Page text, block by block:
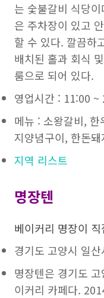
는 숯불갈비 식당
은 주차장이 있고
할 수 있다. 깔끔하
배치된 홀과 회식
룸으로 되어 있다.
영업시간 : 11:00
메뉴 : 소왕갈비,
지양념구이, 한돈
지역 리스트
명장텐
베이커리 명장이
경기도 고양시 일
명장텐은 경기도
이커리 카페다.